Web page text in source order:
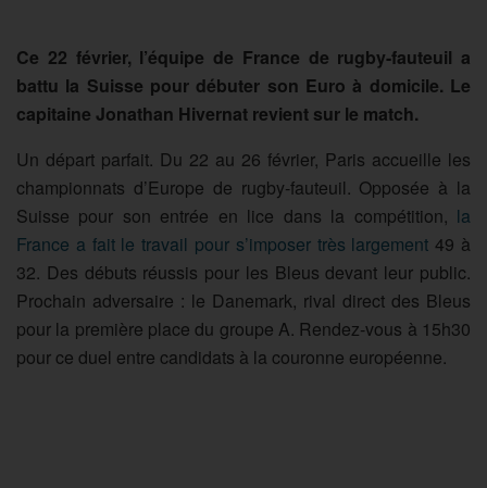
Ce 22 février, l’équipe de France de rugby-fauteuil a
battu la Suisse pour débuter son Euro à domicile. Le
capitaine Jonathan Hivernat revient sur le match.
Un départ parfait. Du 22 au 26 février, Paris accueille les
championnats d’Europe de rugby-fauteuil. Opposée à la
Suisse pour son entrée en lice dans la compétition, la
France a fait le travail pour s’imposer très largement 49 à
32. Des débuts réussis pour les Bleus devant leur public.
Prochain adversaire : le Danemark, rival direct des Bleus
pour la première place du groupe A. Rendez-vous à 15h30
pour ce duel entre candidats à la couronne européenne.